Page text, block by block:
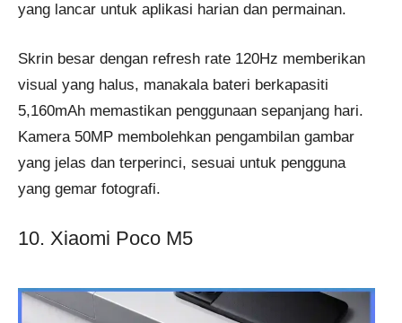
yang lancar untuk aplikasi harian dan permainan.
Skrin besar dengan refresh rate 120Hz memberikan
visual yang halus, manakala bateri berkapasiti
5,160mAh memastikan penggunaan sepanjang hari.
Kamera 50MP membolehkan pengambilan gambar
yang jelas dan terperinci, sesuai untuk pengguna
yang gemar fotografi.
10. Xiaomi Poco M5